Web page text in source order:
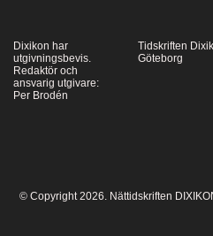
Dixikon har
utgivningsbevis.
Redaktör och
ansvarig utgivare:
Per Brodén
Tidskriften
Göteborg
© Copyright 2026. Nättidskriften